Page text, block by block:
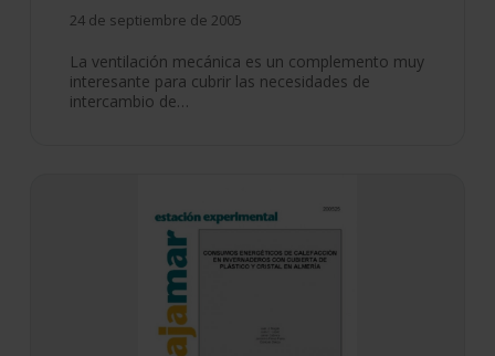
24 de septiembre de 2005
La ventilación mecánica es un complemento muy
interesante para cubrir las necesidades de
intercambio de…